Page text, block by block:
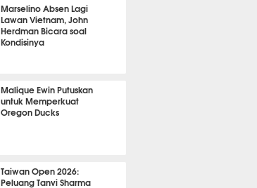
Marselino Absen Lagi
Lawan Vietnam, John
Herdman Bicara soal
Kondisinya
Malique Ewin Putuskan
untuk Memperkuat
Oregon Ducks
Taiwan Open 2026:
Peluang Tanvi Sharma